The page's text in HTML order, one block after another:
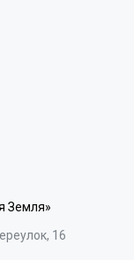
Земля»
16